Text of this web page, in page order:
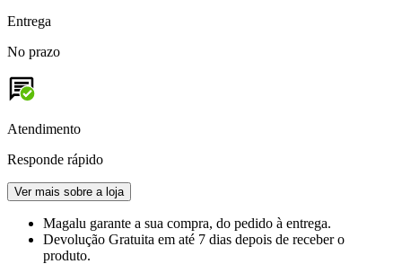
Entrega
No prazo
Atendimento
Responde rápido
Ver mais sobre a loja
Magalu garante a sua compra, do pedido à entrega.
Devolução Gratuita em até 7 dias depois de receber o
produto.